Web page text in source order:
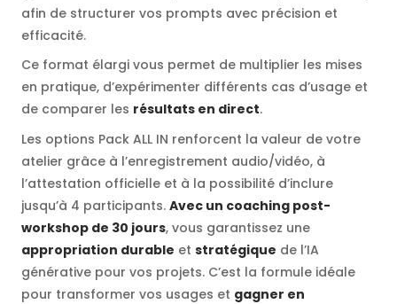
afin de structurer vos prompts avec précision et
efficacité.
Ce format élargi vous permet de multiplier les mises
en pratique, d’expérimenter différents cas d’usage et
de comparer les résultats en direct.
Les options Pack ALL IN renforcent la valeur de votre
atelier grâce à l’enregistrement audio/vidéo, à
l’attestation officielle et à la possibilité d’inclure
jusqu’à 4 participants. Avec un coaching post-
workshop de 30 jours, vous garantissez une
appropriation durable et stratégique de l’IA
générative pour vos projets. C’est la formule idéale
pour transformer vos usages et gagner en